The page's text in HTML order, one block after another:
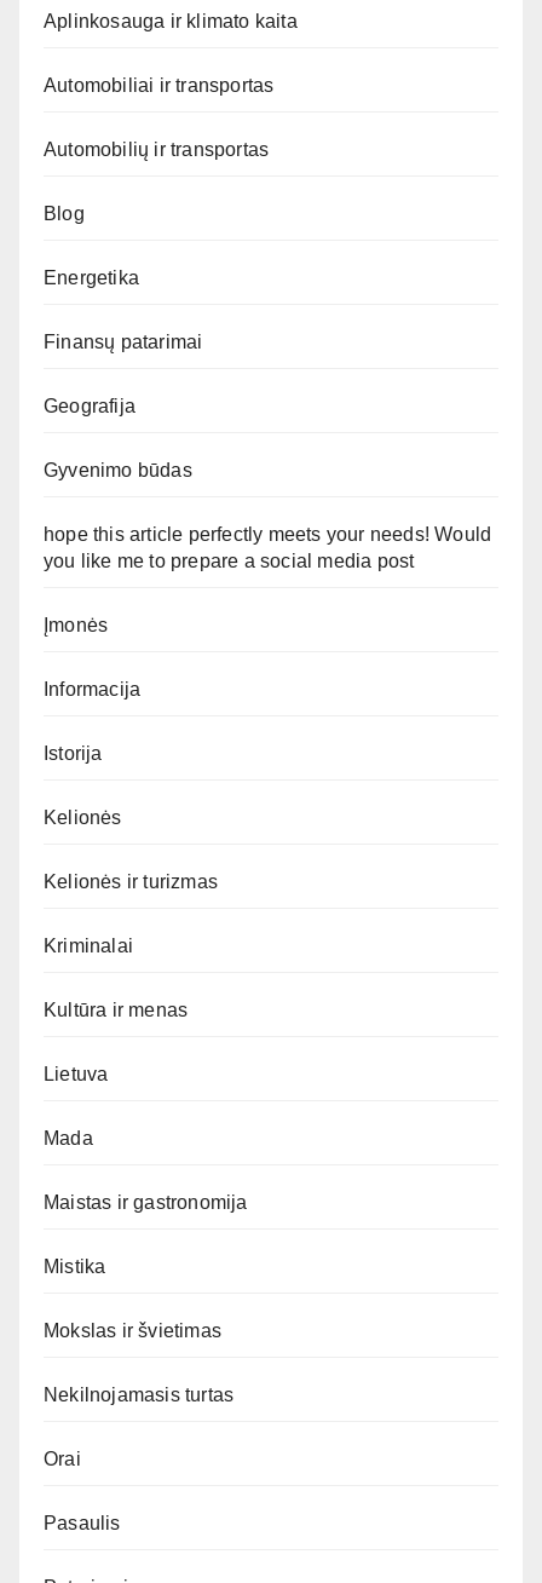
Aplinkosauga ir klimato kaita
Automobiliai ir transportas
Automobilių ir transportas
Blog
Energetika
Finansų patarimai
Geografija
Gyvenimo būdas
hope this article perfectly meets your needs! Would
you like me to prepare a social media post
Įmonės
Informacija
Istorija
Kelionės
Kelionės ir turizmas
Kriminalai
Kultūra ir menas
Lietuva
Mada
Maistas ir gastronomija
Mistika
Mokslas ir švietimas
Nekilnojamasis turtas
Orai
Pasaulis